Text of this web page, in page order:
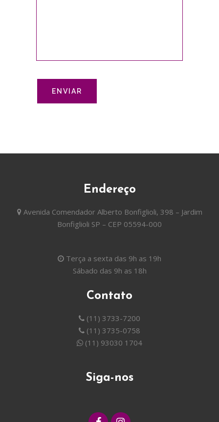
Endereço
Avenida Comendador Alberto Bonfiglioli, 398 – Jardim
Bonfiglioli SP – CEP 05594-000
Terça a sexta das 9h as 19h
Sábado das 9h as 18h
Contato
(11) 3733-7200
(11) 3735-0758
(11) 93030 1704
Siga-nos